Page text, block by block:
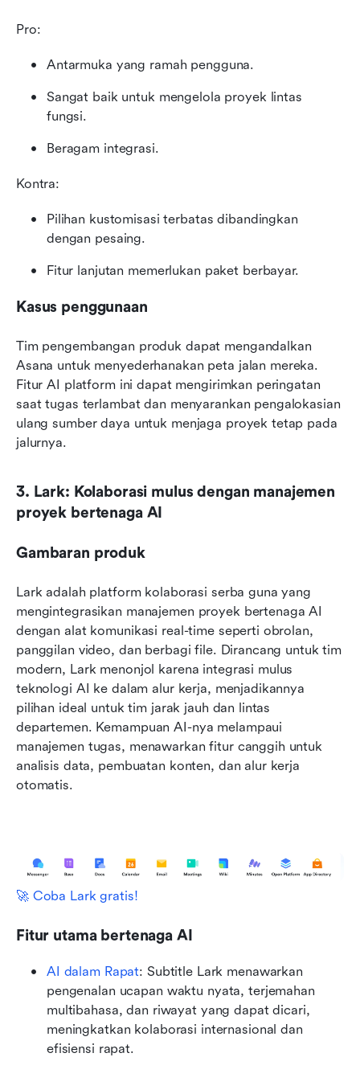
Pro:
Antarmuka yang ramah pengguna.
Sangat baik untuk mengelola proyek lintas
fungsi.
Beragam integrasi.
Kontra:
Pilihan kustomisasi terbatas dibandingkan
dengan pesaing.
Fitur lanjutan memerlukan paket berbayar.
Kasus penggunaan
Tim pengembangan produk dapat mengandalkan
Asana untuk menyederhanakan peta jalan mereka.
Fitur AI platform ini dapat mengirimkan peringatan
saat tugas terlambat dan menyarankan pengalokasian
ulang sumber daya untuk menjaga proyek tetap pada
jalurnya.
3. Lark: Kolaborasi mulus dengan manajemen
proyek bertenaga AI
Gambaran produk
Lark adalah platform kolaborasi serba guna yang
mengintegrasikan manajemen proyek bertenaga AI
dengan alat komunikasi real-time seperti obrolan,
panggilan video, dan berbagi file. Dirancang untuk tim
modern, Lark menonjol karena integrasi mulus
teknologi AI ke dalam alur kerja, menjadikannya
pilihan ideal untuk tim jarak jauh dan lintas
departemen. Kemampuan AI-nya melampaui
manajemen tugas, menawarkan fitur canggih untuk
analisis data, pembuatan konten, dan alur kerja
otomatis.
🚀 Coba Lark gratis!
Fitur utama bertenaga AI
AI dalam Rapat: Subtitle Lark menawarkan
pengenalan ucapan waktu nyata, terjemahan
multibahasa, dan riwayat yang dapat dicari,
meningkatkan kolaborasi internasional dan
efisiensi rapat.